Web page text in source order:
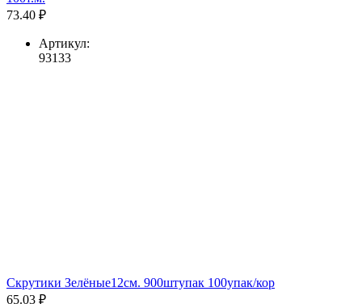
73.40 ₽
Артикул:
93133
Скрутики Зелёные12см. 900штупак 100упак/кор
65.03 ₽